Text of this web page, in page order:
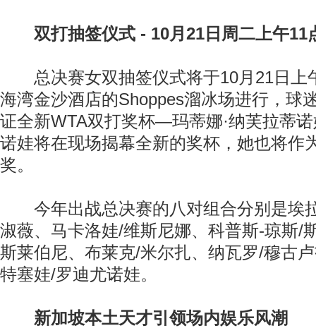
双打抽签仪式 - 10月21日周二上午11
总决赛女双抽签仪式将于10月21日上
海湾金沙酒店的Shoppes溜冰场进行，球
证全新WTA双打奖杯—玛蒂娜·纳芙拉蒂
诺娃将在现场揭幕全新的奖杯，她也将作
奖。
今年出战总决赛的八对组合分别是埃
淑薇、马卡洛娃/维斯尼娜、科普斯-琼斯/
斯莱伯尼、布莱克/米尔扎、纳瓦罗/穆古
特塞娃/罗迪尤诺娃。
新加坡本土天才引领场内娱乐风潮